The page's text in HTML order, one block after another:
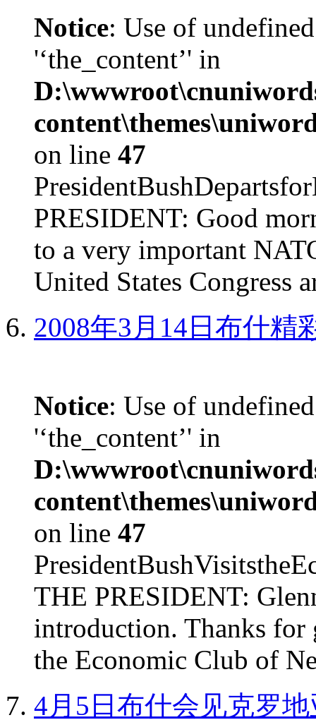
Notice: Use of
'‘the_content’' in
on line 47
PRESIDENT: Good
to a very important
United States Congress
2008年3月14日布什精
Notice: Use of
'‘the_content’' in
on line 47
THE PRESIDENT:
introduction. Thanks for
the Economic Club of
4月5日布什会见克罗